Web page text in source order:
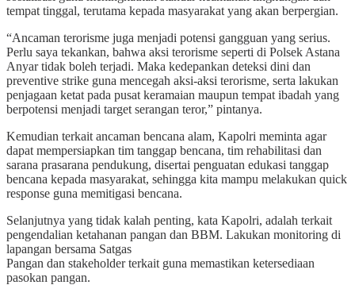
tempat tinggal, terutama kepada masyarakat yang akan berpergian.
“Ancaman terorisme juga menjadi potensi gangguan yang serius.
Perlu saya tekankan, bahwa aksi terorisme seperti di Polsek Astana
Anyar tidak boleh terjadi. Maka kedepankan deteksi dini dan
preventive strike guna mencegah aksi-aksi terorisme, serta lakukan
penjagaan ketat pada pusat keramaian maupun tempat ibadah yang
berpotensi menjadi target serangan teror,” pintanya.
Kemudian terkait ancaman bencana alam, Kapolri meminta agar
dapat mempersiapkan tim tanggap bencana, tim rehabilitasi dan
sarana prasarana pendukung, disertai penguatan edukasi tanggap
bencana kepada masyarakat, sehingga kita mampu melakukan quick
response guna memitigasi bencana.
Selanjutnya yang tidak kalah penting, kata Kapolri, adalah terkait
pengendalian ketahanan pangan dan BBM. Lakukan monitoring di
lapangan bersama Satgas
Pangan dan stakeholder terkait guna memastikan ketersediaan
pasokan pangan.